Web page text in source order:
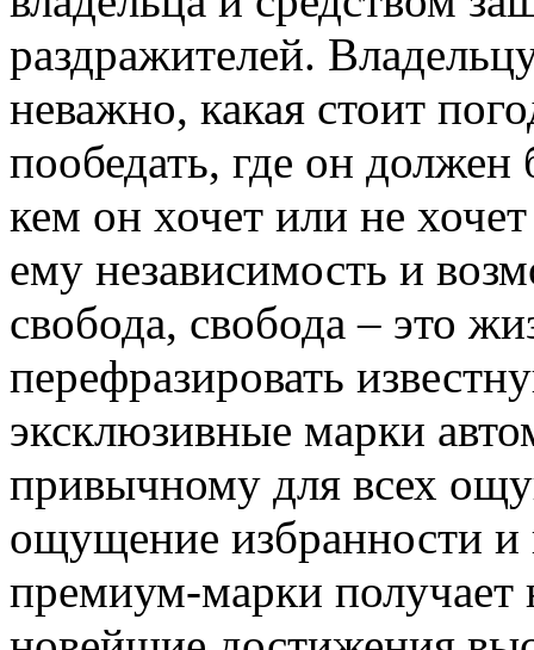
раздражителей.
неважно, какая стоит
пообедать, где он
кем он хочет или не
ему независимость и
свобода, свобода – это
перефразировать
эксклюзивные марки
привычному для всех
ощущение избранности и
премиум-марки